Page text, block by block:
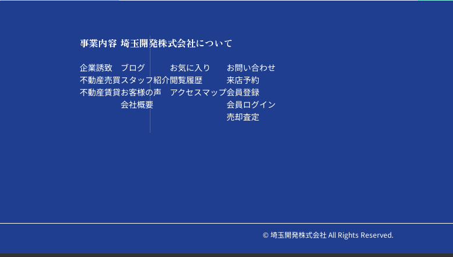
事業内容
企業誘致
不動産売買
不動産賃貸
埼玉開発株式会社について
ブログ
スタッフ紹介
お客様の声
会社概要
お気に入り
閲覧履歴
アクセスマップ
お問い合わせ
来店予約
会員登録
会員ログイン
売却査定
© 埼玉開発株式会社 All Rights Reserved.